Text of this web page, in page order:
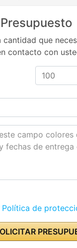
cantidad que
contacto con
Política de